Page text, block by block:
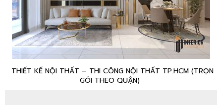
THIẾT KẾ NỘI THẤT – THI CÔNG NỘI THẤT TP.HCM (TRỌN
GÓI THEO QUẬN)